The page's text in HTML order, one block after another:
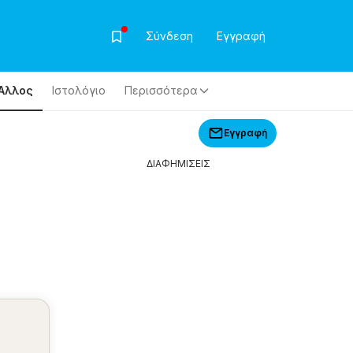
Σύνδεση Εγγραφή
Ιστολόγιο Περισσότερα
Εγγραφή
ΔΙΑΦΗΜΙΣΕΙΣ